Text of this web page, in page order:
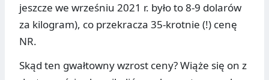
jeszcze we wrześniu 2021 r. było to 8-9 dolarów
za kilogram), co przekracza 35-krotnie (!) cenę
NR.
Skąd ten gwałtowny wzrost ceny? Wiąże się on z